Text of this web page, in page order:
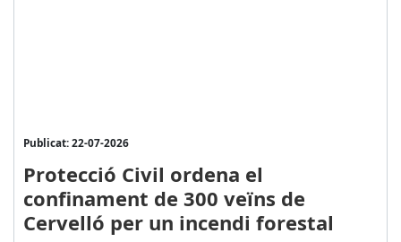
Publicat: 22-07-2026
Protecció Civil ordena el
confinament de 300 veïns de
Cervelló per un incendi forestal